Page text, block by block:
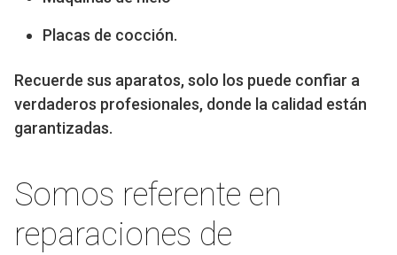
Placas de cocción.
Recuerde sus aparatos, solo los puede confiar a
verdaderos profesionales, donde la calidad están
garantizadas.
Somos referente en
reparaciones de